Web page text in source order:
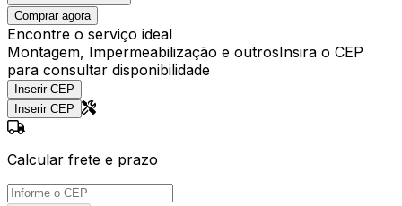
Comprar agora
Encontre o serviço ideal
Montagem, Impermeabilização e outrosInsira o CEP
para consultar disponibilidade
Inserir CEP
Inserir CEP
Calcular frete e prazo